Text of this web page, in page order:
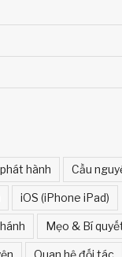
hành Cầu
iOS (iPhone iPad)
Mẹo & Bí
Quan hệ đối tác